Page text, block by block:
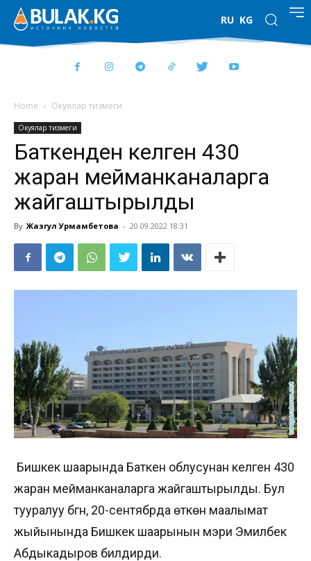
RU KG
Home Окуялар тизмеги
Окуялар тизмеги
Баткенден келген 430
жаран мейманканаларга
жайгаштырылды
By Жазгул Урмамбетова - 20.09.2022 18:31
Бишкек шаарында Баткен облусунан келген 430
жаран мейманканаларга жайгаштырылды. Бул
тууралуу бүгүн, 20-сентябрда өткөн маалымат
жыйынында Бишкек шаарынын мэри Эмилбек
Абдыкадыров билдирди.